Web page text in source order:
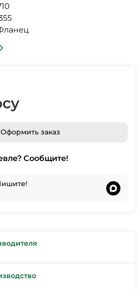
Оформить заказ
Сообщите!